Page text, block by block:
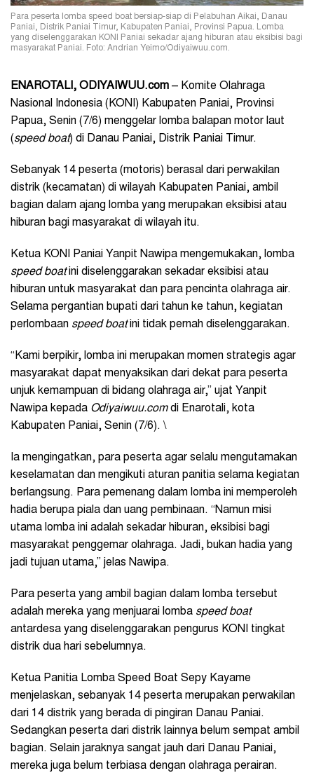
Para peserta lomba speed boat bersiap-siap di Pelabuhan Aikai, Danau
Paniai, Distrik Paniai Timur, Kabupaten Paniai, Provinsi Papua. Lomba
yang diselenggarakan KONI Paniai sekadar ajang hiburan atau eksibisi bagi
masyarakat Paniai. Foto: Andrian Yeimo/Odiyaiwuu.com.
ENAROTALI, ODIYAIWUU.com – Komite Olahraga
Nasional Indonesia (KONI) Kabupaten Paniai, Provinsi
Papua, Senin (7/6) menggelar lomba balapan motor laut
(speed boat) di Danau Paniai, Distrik Paniai Timur.
Sebanyak 14 peserta (motoris) berasal dari perwakilan
distrik (kecamatan) di wilayah Kabupaten Paniai, ambil
bagian dalam ajang lomba yang merupakan eksibisi atau
hiburan bagi masyarakat di wilayah itu.
Ketua KONI Paniai Yanpit Nawipa mengemukakan, lomba
speed boatini diselenggarakan sekadar eksibisi atau
hiburan untuk masyarakat dan para pencinta olahraga air.
Selama pergantian bupati dari tahun ke tahun, kegiatan
perlombaan speed boatini tidak pernah diselenggarakan.
“Kami berpikir, lomba ini merupakan momen strategis agar
masyarakat dapat menyaksikan dari dekat para peserta
unjuk kemampuan di bidang olahraga air,” ujat Yanpit
Nawipa kepada Odiyaiwuu.comdi Enarotali, kota
Kabupaten Paniai, Senin (7/6). \
Ia mengingatkan, para peserta agar selalu mengutamakan
keselamatan dan mengikuti aturan panitia selama kegiatan
berlangsung. Para pemenang dalam lomba ini memperoleh
hadia berupa piala dan uang pembinaan. “Namun misi
utama lomba ini adalah sekadar hiburan, eksibisi bagi
masyarakat penggemar olahraga. Jadi, bukan hadia yang
jadi tujuan utama,” jelas Nawipa.
Para peserta yang ambil bagian dalam lomba tersebut
adalah mereka yang menjuarai lomba speed boat
antardesa yang diselenggarakan pengurus KONI tingkat
distrik dua hari sebelumnya.
Ketua Panitia Lomba Speed Boat Sepy Kayame
menjelaskan, sebanyak 14 peserta merupakan perwakilan
dari 14 distrik yang berada di pingiran Danau Paniai.
Sedangkan peserta dari distrik lainnya belum sempat ambil
bagian. Selain jaraknya sangat jauh dari Danau Paniai,
mereka juga belum terbiasa dengan olahraga perairan.